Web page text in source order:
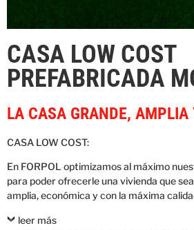
CASA LOW COST
PREFABRICADA
LA CASA GRANDE, AMPLIA
CASA LOW COST:
En FORPOL optimizamos al máximo
para poder ofrecerle una vivienda que
amplia, económica y con la máxima
leer más